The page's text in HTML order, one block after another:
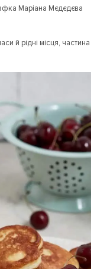
Маріана Мєдєдєва
й рідні місця, частина